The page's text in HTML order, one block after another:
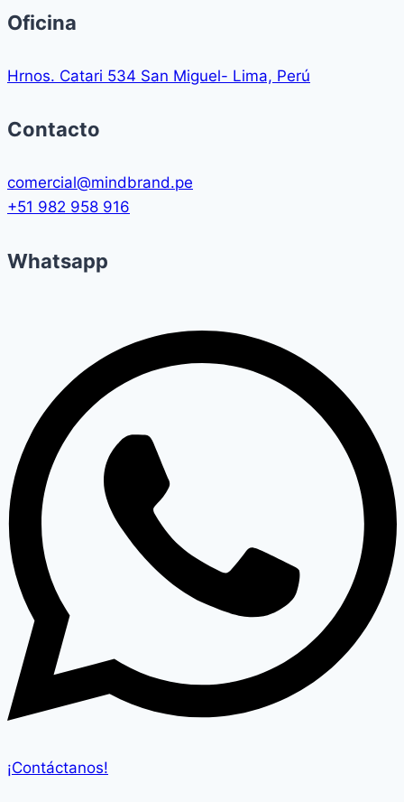
Oficina
Hrnos. Catari 534 San Miguel- Lima, Perú
Contacto
comercial@mindbrand.pe
+51 982 958 916
Whatsapp
¡Contáctanos!